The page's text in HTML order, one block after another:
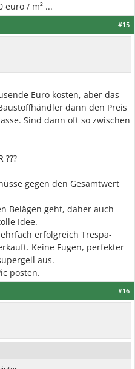
euro / m² ...
#15
Euro kosten, aber das
dann den Preis
Sind dann oft so zwischen
???
gegen den Gesamtwert
Belägen geht, daher auch
Idee.
erfolgreich Trespa-
Keine Fugen, perfekter
aus.
posten.
#16